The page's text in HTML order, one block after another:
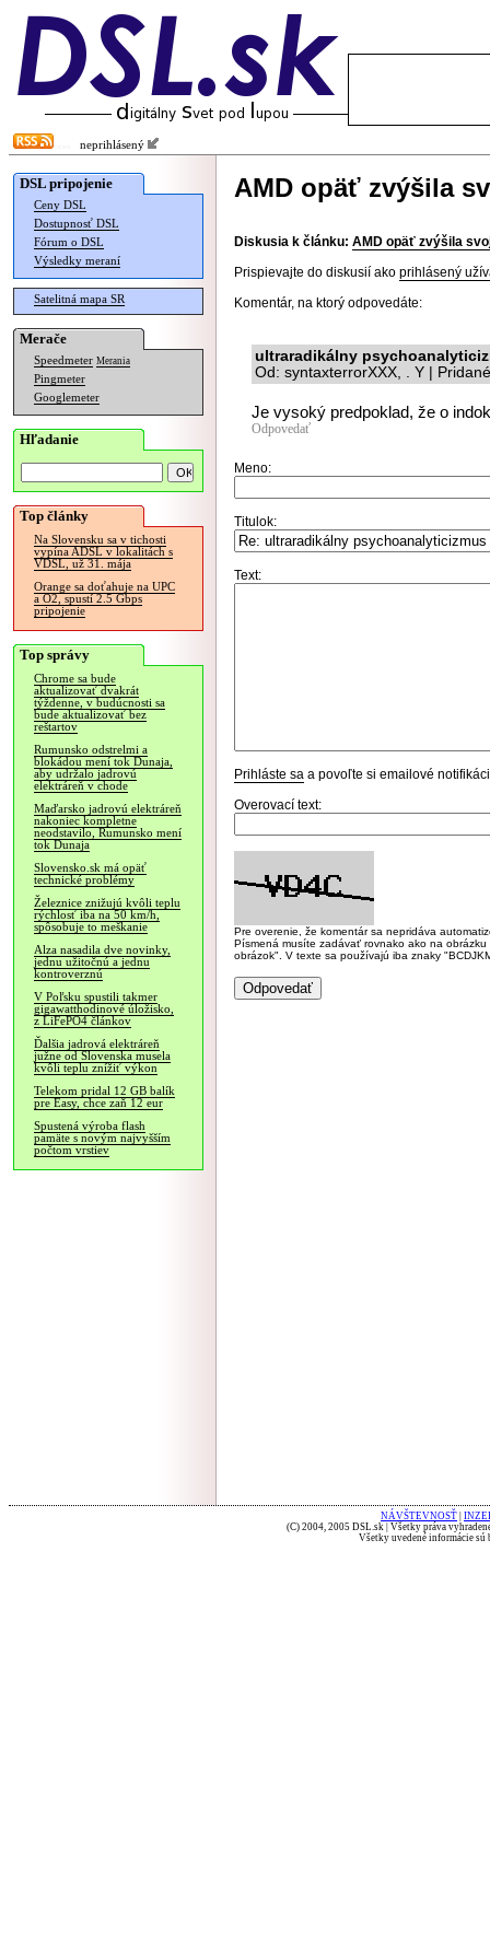
neprihlásený
DSL pripojenie
Ceny DSL
Dostupnosť DSL
Fórum o DSL
Výsledky meraní
Satelitná mapa SR
Merače
Speedmeter Merania
Pingmeter
Googlemeter
Hľadanie
Top články
Na Slovensku sa v tichosti
vypína ADSL v lokalitách s
VDSL, už 31. mája
Orange sa doťahuje na UPC
a O2, spustí 2.5 Gbps
pripojenie
Top správy
Chrome sa bude
aktualizovať dvakrát
týždenne, v budúcnosti sa
bude aktualizovať bez
reštartov
Rumunsko odstrelmi a
blokádou mení tok Dunaja,
aby udržalo jadrovú
elektráreň v chode
Maďarsko jadrovú elektráreň
nakoniec kompletne
neodstavilo, Rumunsko mení
tok Dunaja
Slovensko.sk má opäť
technické problémy
Železnice znižujú kvôli teplu
rýchlosť iba na 50 km/h,
spôsobuje to meškanie
Alza nasadila dve novinky,
jednu užitočnú a jednu
kontroverznú
V Poľsku spustili takmer
gigawatthodinové úložisko,
z LiFePO4 článkov
Ďalšia jadrová elektráreň
južne od Slovenska musela
kvôli teplu znížiť výkon
Telekom pridal 12 GB balík
pre Easy, chce zaň 12 eur
Spustená výroba flash
pamäte s novým najvyšším
počtom vrstiev
AMD opäť zvýšila
Diskusia k článku: AMD opäť zvýšila
Prispievajte do diskusií ako prihlásený
Komentár, na ktorý odpovedáte:
ultraradikálny
Od: syntaxterrorXXX, . Y |
Je vysoký predpoklad, že o
Odpovedať
Meno:
Titulok:
Text:
Prihláste sa a povoľte si emailové
Overovací text:
Pre overenie, že komentár sa nepridáva
Písmená musíte zadávať rovnako ako na
obrázok". V texte sa používajú iba znaky
NÁVŠTEVNOSŤ
(C) 2004, 2005 DSL.sk | Všetky práva
Všetky uvedené informácie sú